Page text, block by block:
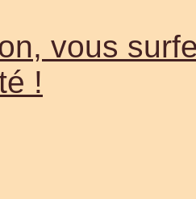
vous
!